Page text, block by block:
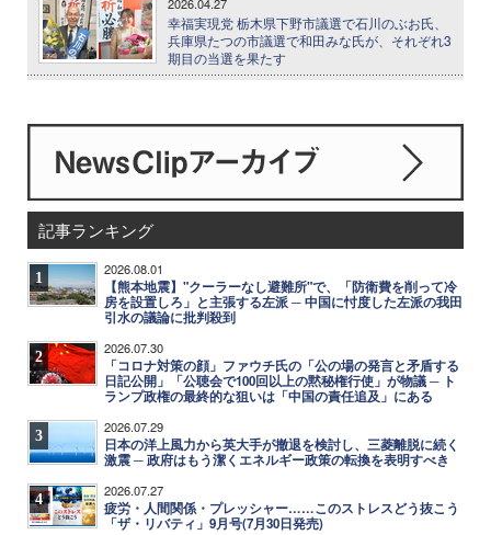
2026.04.27
幸福実現党 栃木県下野市議選で石川のぶお氏、
兵庫県たつの市議選で和田みな氏が、それぞれ3
期目の当選を果たす
記事ランキング
1 2026.08.01
【熊本地震】"クーラーなし避難所"で、「防衛費を削って冷
房を設置しろ」と主張する左派 ─ 中国に忖度した左派の我田
引水の議論に批判殺到
2 2026.07.30
「コロナ対策の顔」ファウチ氏の「公の場の発言と矛盾する
日記公開」「公聴会で100回以上の黙秘権行使」が物議 ─ ト
ランプ政権の最終的な狙いは「中国の責任追及」にある
3 2026.07.29
日本の洋上風力から英大手が撤退を検討し、三菱離脱に続く
激震 ─ 政府はもう潔くエネルギー政策の転換を表明すべき
4 2026.07.27
疲労・人間関係・プレッシャー……このストレスどう抜こう
「ザ・リバティ」9月号(7月30日発売)